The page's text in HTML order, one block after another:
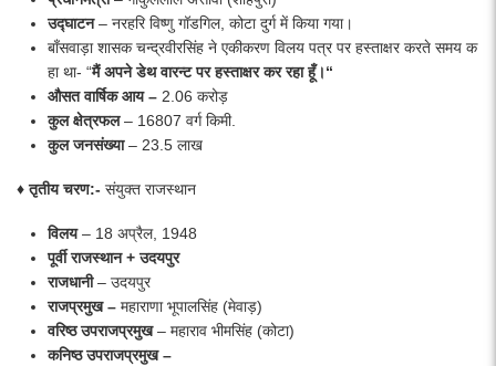
उद्घाटन – नरहरि विष्णु गॉडगिल, कोटा दुर्ग में किया गया।
बाँसवाड़ा शासक चन्द्रवीरसिंह ने एकीकरण विलय पत्र पर हस्ताक्षर करते समय क
हा था- “मैं अपने डेथ वारन्ट पर हस्ताक्षर कर रहा हूँ।“
औसत वार्षिक आय – 2.06 करोड़
कुल क्षेत्रफल– 16807 वर्ग किमी.
कुल जनसंख्या – 23.5 लाख
♦ तृतीय चरण:- संयुक्त राजस्थान
विलय– 18 अप्रैल, 1948
पूर्वी राजस्थान + उदयपुर
राजधानी– उदयपुर
राजप्रमुख– महाराणा भूपालसिंह (मेवाड़)
वरिष्ठ उपराजप्रमुख– महाराव भीमसिंह (कोटा)
कनिष्ठ उपराजप्रमुख–